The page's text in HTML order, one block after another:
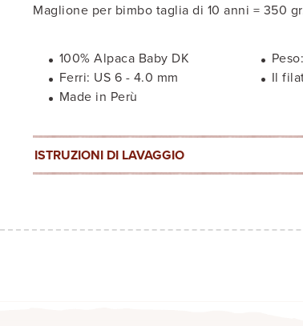
Maglione per bimbo taglia di 10 anni = 350
100% Alpaca Baby DK
Ferri: US 6 - 4.0 mm
Il
Made in Perù
ISTRUZIONI DI LAVAGGIO